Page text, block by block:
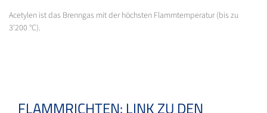
Acetylen ist das Brenngas mit der höchsten Flammtemperatur (bis zu
3'200 °C).
FLAMMRICHTEN: LINK ZU DEN